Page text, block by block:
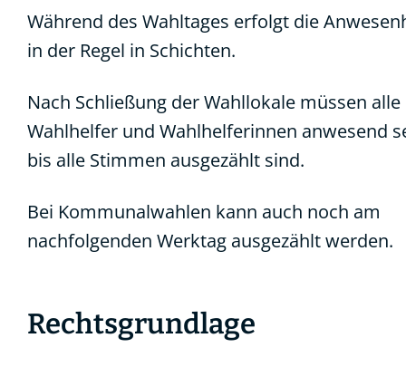
Während des Wahltages erfolgt die
in der Regel in Schichten.
Nach Schließung der Wahllokale müssen alle
Wahlhelfer und Wahlhelferinnen anwesend
bis alle Stimmen ausgezählt sind.
Bei Kommunalwahlen kann auch noch am
nachfolgenden Werktag ausgezählt werden.
Rechtsgrundlage